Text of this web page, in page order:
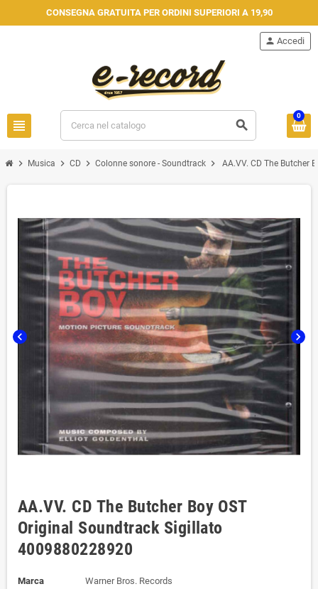
CONSEGNA GRATUITA PER ORDINI SUPERIORI A 19,90
view_headline search
person Accedi
0
chevron_right Musica chevron_right CD chevron_right Colonne sonore - Soundtrack chevron_right AA.VV. CD The Butcher
chevron_left chevron_right
AA.VV. CD The Butcher Boy OST
Original Soundtrack Sigillato
4009880228920
Marca
Warner Bros. Records